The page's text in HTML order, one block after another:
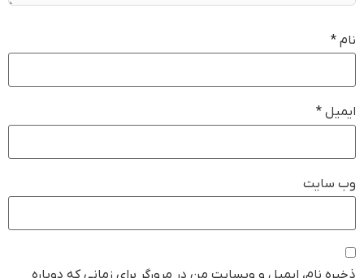
نام *
ایمیل *
وب‌ سایت
ذخیره نام، ایمیل و وبسایت من در مرورگر برای زمانی که دوباره